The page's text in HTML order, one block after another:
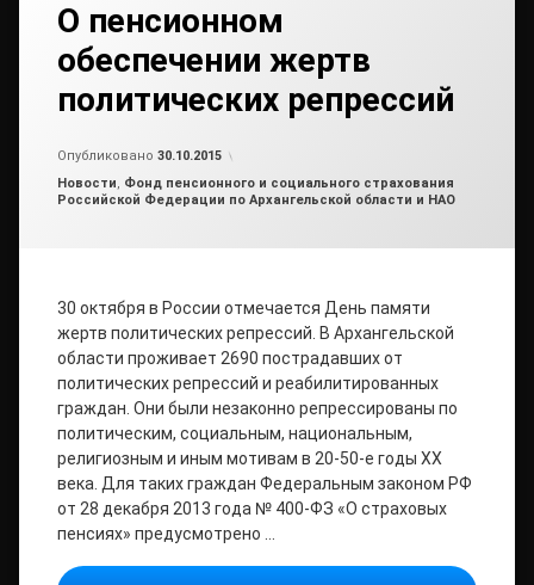
О пенсионном
обеспечении жертв
политических репрессий
Опубликовано 30.10.2015
Рубрики:
Новости, Фонд пенсионного и социального страхования
Российской Федерации по Архангельской области и НАО
30 октября в России отмечается День памяти
жертв политических репрессий. В Архангельской
области проживает 2690 пострадавших от
политических репрессий и реабилитированных
граждан. Они были незаконно репрессированы по
политическим, социальным, национальным,
религиозным и иным мотивам в 20-50-е годы XX
века. Для таких граждан Федеральным законом РФ
от 28 декабря 2013 года № 400-ФЗ «О страховых
пенсиях» предусмотрено …